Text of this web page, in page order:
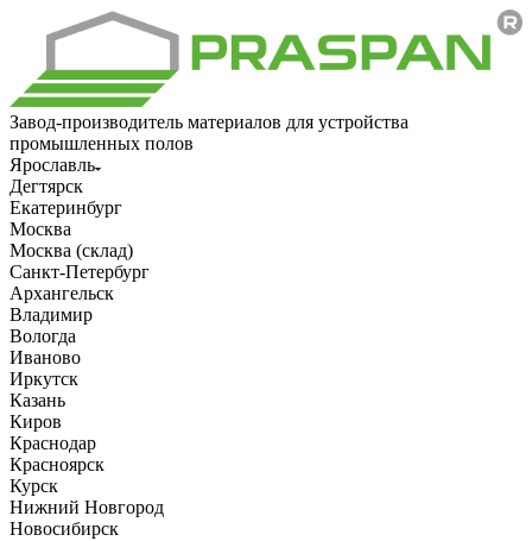
Завод-производитель материалов для устройства
промышленных полов
Ярославль
Дегтярск
Екатеринбург
Москва
Москва (склад)
Санкт-Петербург
Архангельск
Владимир
Вологда
Иваново
Иркутск
Казань
Киров
Краснодар
Красноярск
Курск
Нижний Новгород
Новосибирск